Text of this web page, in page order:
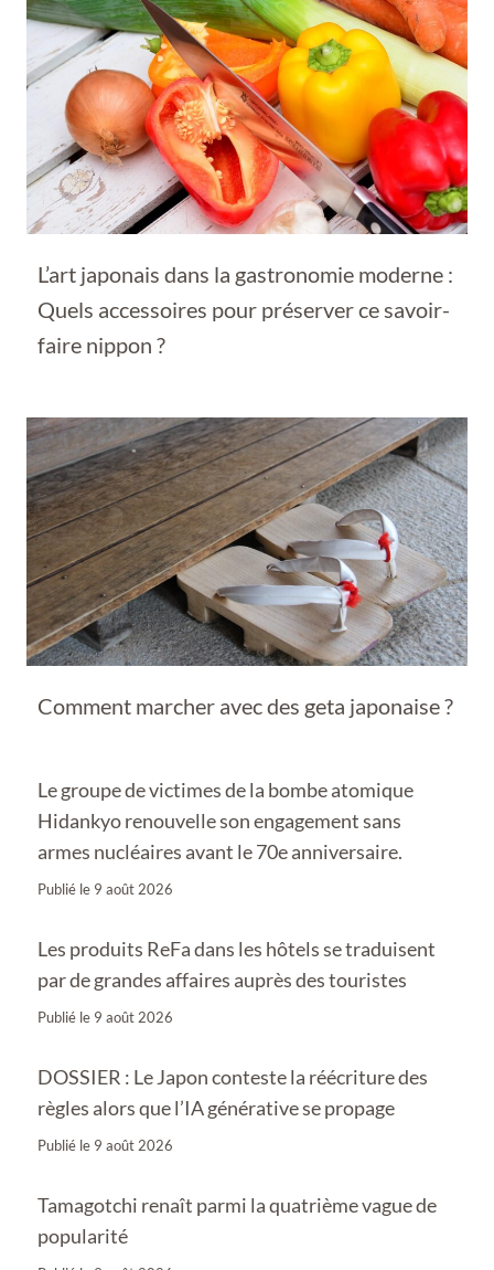
L’art japonais dans la gastronomie moderne :
Quels accessoires pour préserver ce savoir-
faire nippon ?
Comment marcher avec des geta japonaise ?
Le groupe de victimes de la bombe atomique
Hidankyo renouvelle son engagement sans
armes nucléaires avant le 70e anniversaire.
Publié le 9 août 2026
Les produits ReFa dans les hôtels se traduisent
par de grandes affaires auprès des touristes
Publié le 9 août 2026
DOSSIER : Le Japon conteste la réécriture des
règles alors que l’IA générative se propage
Publié le 9 août 2026
Tamagotchi renaît parmi la quatrième vague de
popularité